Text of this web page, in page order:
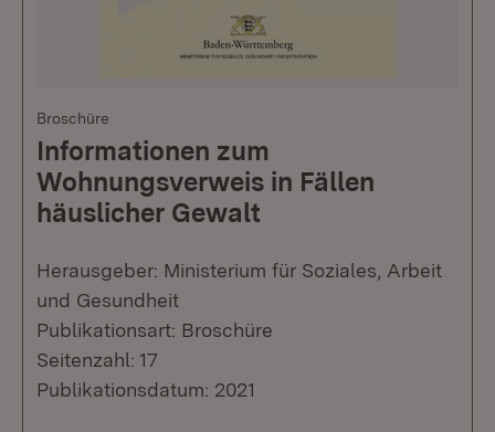
Broschüre
Informationen zum
Wohnungsverweis in Fällen
häuslicher Gewalt
Herausgeber: Ministerium für Soziales, Arbeit
und Gesundheit
Publikationsart: Broschüre
Seitenzahl: 17
Publikationsdatum: 2021